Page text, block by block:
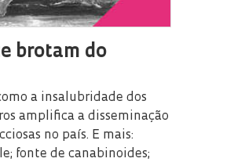
brotam do
a insalubridade dos
amplifica a disseminação
no país. E mais:
fonte de canabinoides;